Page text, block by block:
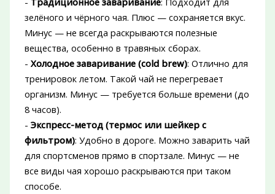
зелёного и чёрного чая. Плюс — сохраняется вкус.
Минус — не всегда раскрываются полезные
вещества, особенно в травяных сборах.
- Холодное заваривание (cold brew): Отлично для
тренировок летом. Такой чай не перегревает
организм. Минус — требуется больше времени (до
8 часов).
- Экспресс-метод (термос или шейкер с
фильтром): Удобно в дороге. Можно заварить чай
для спортсменов прямо в спортзале. Минус — не
все виды чая хорошо раскрываются при таком
способе.